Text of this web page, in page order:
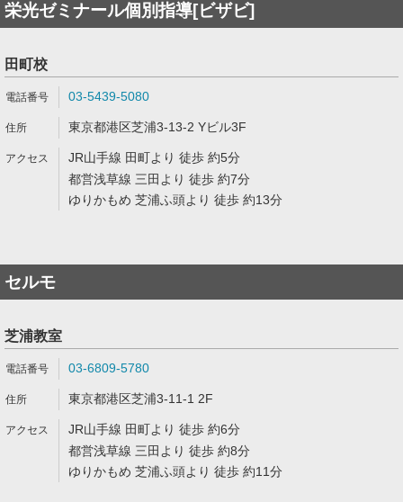
栄光ゼミナール個別指導[ビザビ]
田町校
03-5439-5080
東京都港区芝浦3-13-2 Yビル3F
JR山手線 田町より 徒歩 約5分
都営浅草線 三田より 徒歩 約7分
ゆりかもめ 芝浦ふ頭より 徒歩 約13分
セルモ
芝浦教室
03-6809-5780
東京都港区芝浦3-11-1 2F
JR山手線 田町より 徒歩 約6分
都営浅草線 三田より 徒歩 約8分
ゆりかもめ 芝浦ふ頭より 徒歩 約11分